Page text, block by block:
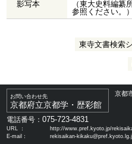
影写本
（東大史料編纂
参照ください。）
東寺文書検索
お問い合わせ先
京都府立京都学・歴彩館
京都
電話番号：075-723-4831
URL ：
http://www.pref.kyoto.jp/
E-mail：
rekisaikan-